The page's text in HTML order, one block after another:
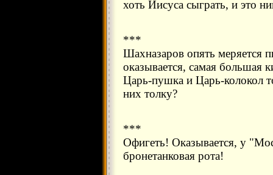
хоть Иисуса сыграть, и это
***
Шахназаров опять меряется
оказывается, самая большая
Царь-пушка и Царь-колокол
них толку?
***
Офигеть! Оказывается, у
бронетанковая рота!